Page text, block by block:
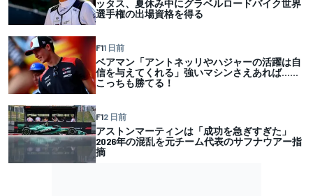
ッタス、夏休み中にグラベルロードバイク世界
選手権の出場資格を得る
F11 日前
ベアマン「アントネッリやハジャーの活躍は自
信を与えてくれる」強いマシンさえあれば……
こっちも勝てる！
F12 日前
アストンマーティンは「成功を急ぎすぎた」
2026年の混乱を元チーム代表のサフナウアー指
摘